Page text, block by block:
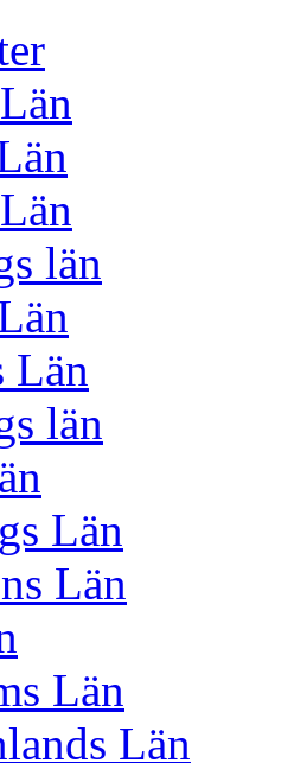
län
Län
län
Län
Län
Län
Län